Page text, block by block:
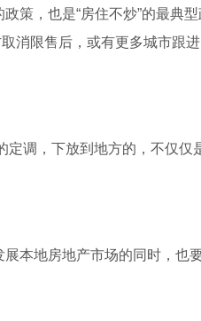
策，也是“房住不炒”的最典
消限售后，或有更多城市跟
定调，下放到地方的，不仅仅
本地房地产市场的同时，也